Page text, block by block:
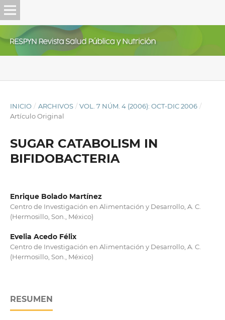
INICIO / ARCHIVOS / VOL. 7 NÚM. 4 (2006): OCT-DIC 2006 /
Artículo Original
SUGAR CATABOLISM IN
BIFIDOBACTERIA
Enrique Bolado Martínez
Centro de Investigación en Alimentación y Desarrollo, A. C.
(Hermosillo, Son., México)
Evelia Acedo Félix
Centro de Investigación en Alimentación y Desarrollo, A. C.
(Hermosillo, Son., México)
RESUMEN